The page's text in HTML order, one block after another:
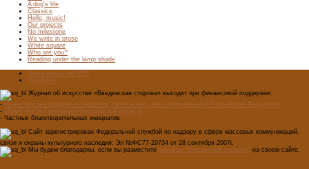
A dog’s life
Classics
Hello, music!
Our projects
No milestone
We write in prose
White square
Who are you?
Reading under the lamp shade
Лента новостей RSS
Vkontakte
Журнал об искусстве «Введенская сторона» выходит при финансовой поддержке:
- Министерства цифрового развития, связи и массовых коммуникаций Российской Федерации
- Министерство культуры Новгородской области
- Частных благотворительных инициатив
Сайт зарегистрирован Федеральной службой по надзору в сфере массовых коммуникаций,
связи и охраны культурного наследия: Эл №ФС77-29734 от 28 сентября 2007г.
Мы будем благодарны, если вы разместите баннеры "Введенской стороны" на своем сайте.